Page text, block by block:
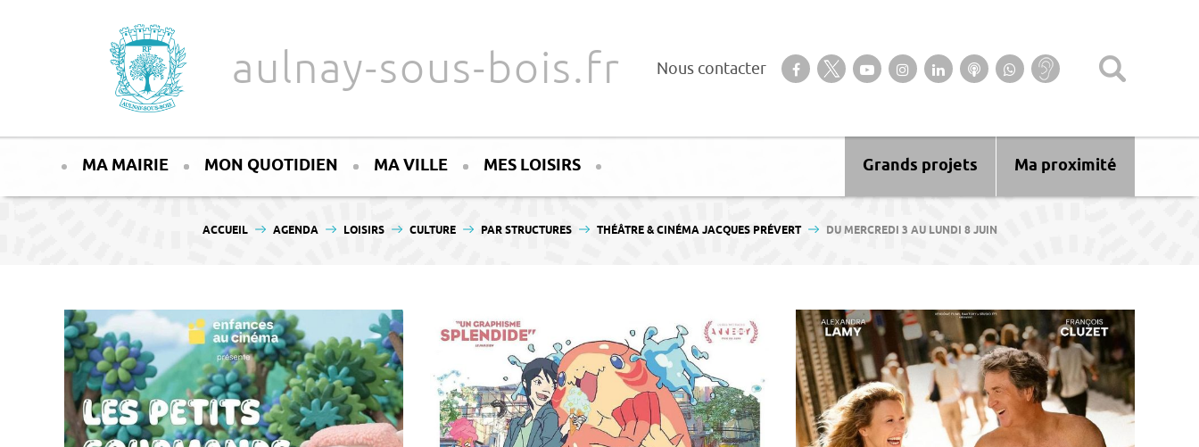
aulnay-sous-bois.fr Nous contacter Suivez-nous sur notre page Facebook
Suivez-nous sur Twitter
Suivez-nous sur YouTube
Suivez-nous sur Instagram
Retrouvez-nous sur Linkedin
Ecoutez nos Podcasts
Suivez-nous sur
WhatsApp
Baisse
d’audition ?
MA MAIRIE MON QUOTIDIEN MA VILLE MES LOISIRS Ma proximité
Grands projets
VOUS ÊTES ICI :
ACCUEIL AGENDA LOISIRS CULTURE PAR STRUCTURES THÉÂTRE & CINÉMA JACQUES PRÉVERT DU MERCREDI 3 AU LUNDI 8 JUIN